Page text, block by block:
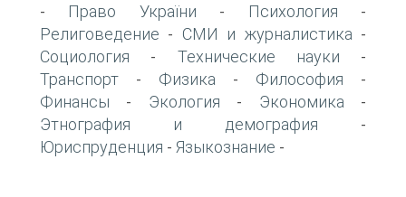
- Право України - Психология -
Религоведение - СМИ и журналистика -
Социология - Технические науки -
Транспорт - Физика - Философия -
Финансы - Экология - Экономика -
Этнография и демография -
Юриспруденция - Языкознание -